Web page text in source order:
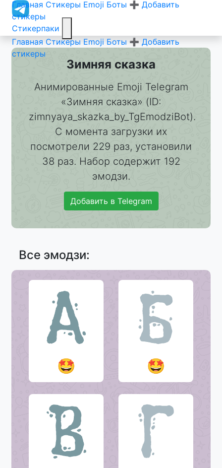
Стикерпаки
Главная Стикеры Emoji Боты ➕ Добавить
стикеры
Главная Стикеры Emoji Боты ➕ Добавить
стикеры
Зимняя сказка
Анимированные Emoji Telegram
«Зимняя сказка» (ID:
zimnyaya_skazka_by_TgEmodziBot).
С момента загрузки их
посмотрели 229 раз, установили
38 раз. Набор содержит 192
эмодзи.
Добавить в Telegram
Все эмодзи:
🤩 🤩